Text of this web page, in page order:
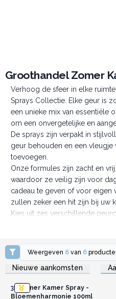
Groothandel Zomer
Verhoog de sfeer in elke
Sprays Collectie. Elke geur is
een unieke mix van essentiële
om een onvergetelijke en
De sprays zijn verpakt in
geur behouden en een vleugje
toevoegen.
Onze formules zijn zacht en
waardoor ze veilig zijn voor
cadeau te geven of voor eigen
zullen zeker een hit zijn bij uw
Kies uit zes verschillende
🔸 Patchouli Bos: Een
🔸 Bloemenharmonie: Een
bloemengeuren dat een
toevoegt.
🔸 Zonovergoten Kers: Een
vreugdevolle essentie van
Weergeven 6 van 6
Nieuwe aankomsten
Log in of registreer u voor
groothandelsprijzen.
3x Zomer Kamer Spray -
Bloemenharmonie 100ml